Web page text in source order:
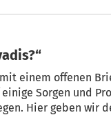
Günther
einem offenen
Sorgen und
Hier geben wir